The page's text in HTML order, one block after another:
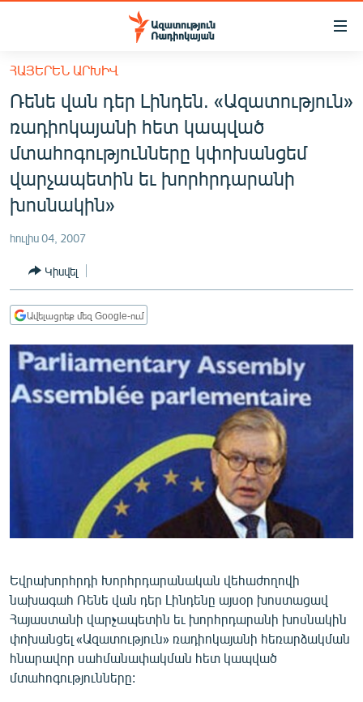
Մատչելիության
հիմնական
բովանդակությանը
հիմնական
մենյուին
Որոնում
ՀԱՅԱՍՏԱՆ
ՔԱՂԱՔԱԿԱՆ
ԸՆՏՐՈՒԹՅՈՒՆՆԵՐ 2026
ԻՐԱՎՈՒՆՔ
ՀԱՍԱՐԱԿՈՒԹՅՈՒՆ
ՂԱՐԱԲԱՂ
ՊԱՏԵՐԱԶՄԻ 6 ՇԱԲԱԹՆԵՐԸ
ՏԱՐԱԾԱՇՐՋԱՆ
ՄԻՋԱԶԳԱՅԻՆ
ՄՇԱԿՈՒՅԹ
ՄԵԿՆԱԲԱՆՈՒԹՅՈՒՆ
ՏՏ ԵՒ ԻՆՏԵՐՆԵՏ
ԿՈՐՈՆԱՎԻՐՈՒՍ
ՏԵՍԱՆՅՈՒԹԵՐ
ԲԱՆԱՎԵՃ
ՁԳՏԵԼՈՎ ԼԱՎԱԳՈՒՅՆԻՆ
ՓՈԴՔԱՍԹ
ՀԱՅԵՐԵՆ ԱՐԽԻՎ
Ռենե վան դեր Լինդեն. «Ազատություն»
ռադիոկայանի հետ կապված
մտահոգությունները կփոխանցեմ
վարչապետին եւ խորհրդարանի
խոսնակին»
հուլիս 04, 2007
Կիսվել
Ավելացրեք մեզ Google-ում
Եվրախորհրդի Խորհրդարանական վեհաժողովի
նախագահ Ռենե վան դեր Լինդենը այսօր խոստացավ
Հայաստանի վարչապետին եւ խորհրդարանի խոսնակին
փոխանցել «Ազատություն» ռադիոկայանի հեռարձակման
հնարավոր սահմանափակման հետ կապված
մտահոգությունները: